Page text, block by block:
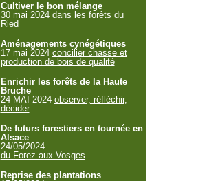
Cultiver le bon mélange
30 mai 2024 dans les forêts du
Ried
Aménagements cynégétiques
17 mai 2024 concilier chasse et
production de bois de qualité
Enrichir les forêts de la Haute
Bruche
24 MAI 2024 observer, réfléchir,
décider
De futurs forestiers en tournée en
Alsace
24/05/2024
du Forez aux Vosges
Reprise des plantations